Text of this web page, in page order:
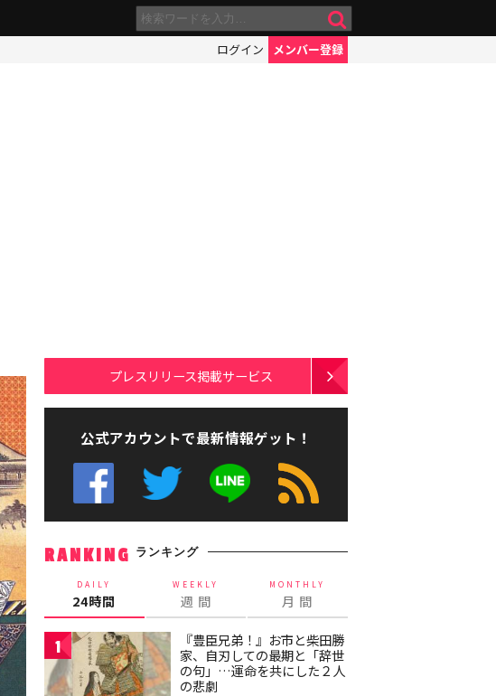
ログイン メンバー登録
プレスリリース掲載サービス
公式アカウントで最新情報ゲット！
RANKING ランキング
DAILY
24時間
WEEKLY
週 間
MONTHLY
月 間
1
『豊臣兄弟！』お市と柴田勝
家、自刃しての最期と「辞世
の句」…運命を共にした２人
の悲劇